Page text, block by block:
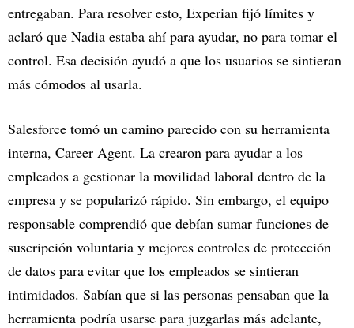
entregaban. Para resolver esto, Experian fijó límites y
aclaró que Nadia estaba ahí para ayudar, no para tomar el
control. Esa decisión ayudó a que los usuarios se sintieran
más cómodos al usarla.
Salesforce tomó un camino parecido con su herramienta
interna, Career Agent. La crearon para ayudar a los
empleados a gestionar la movilidad laboral dentro de la
empresa y se popularizó rápido. Sin embargo, el equipo
responsable comprendió que debían sumar funciones de
suscripción voluntaria y mejores controles de protección
de datos para evitar que los empleados se sintieran
intimidados. Sabían que si las personas pensaban que la
herramienta podría usarse para juzgarlas más adelante,